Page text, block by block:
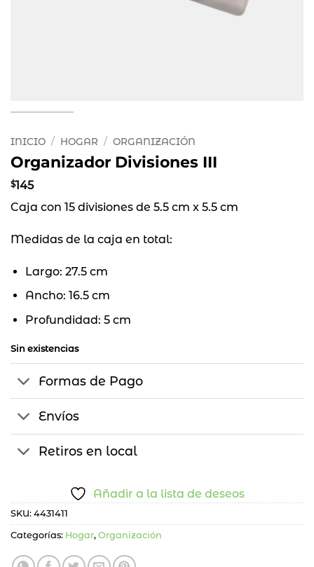
INICIO / HOGAR / ORGANIZACIÓN
Organizador Divisiones III
$145
Caja con 15 divisiones de 5.5 cm x 5.5 cm
Medidas de la caja en total:
Largo: 27.5 cm
Ancho: 16.5 cm
Profundidad: 5 cm
Sin existencias
Formas de Pago
Envíos
Retiros en local
Añadir a la lista de deseos
SKU: 4431411
Categorías: Hogar, Organización